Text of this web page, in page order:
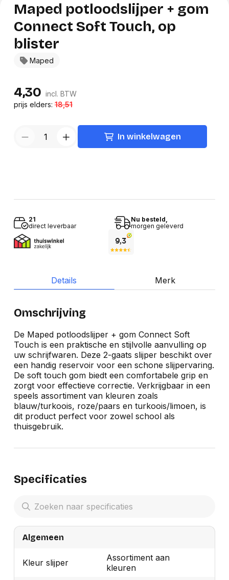
Maped
Maped potloodslijper + gom
Connect Soft Touch, op
blister
4,30 incl. BTW
prijs elders:18,51
In winkelwagen
21
direct leverbaar
Nu besteld,
morgen geleverd
Details Merk
Omschrijving
De Maped potloodslijper + gom Connect Soft
Touch is een praktische en stijlvolle aanvulling op
uw schrijfwaren. Deze 2-gaats slijper beschikt over
een handig reservoir voor een schone slijpervaring.
De soft touch gom biedt een comfortabele grip en
zorgt voor effectieve correctie. Verkrijgbaar in een
speels assortiment van kleuren zoals
blauw/turkoois, roze/paars en turkoois/limoen, is
dit product perfect voor zowel school als
thuisgebruik.
Specificaties
Algemeen
Kleur slijper
Assortiment aan
kleuren